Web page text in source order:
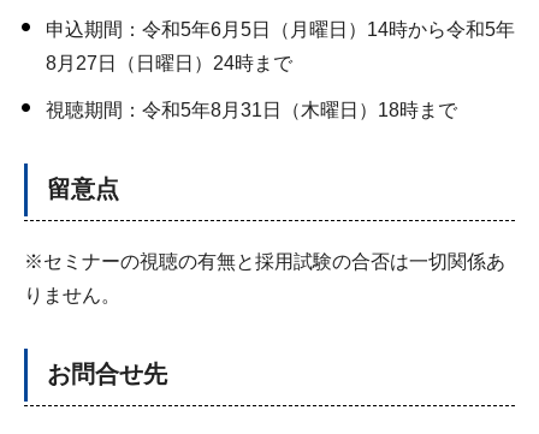
申込期間：令和5年6月5日（月曜日）14時から令和5年
8月27日（日曜日）24時まで
視聴期間：令和5年8月31日（木曜日）18時まで
留意点
※セミナーの視聴の有無と採用試験の合否は一切関係あ
りません。
お問合せ先